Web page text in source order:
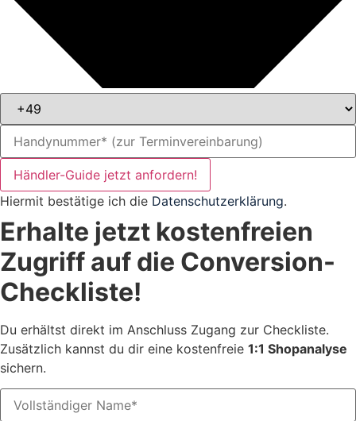
Händler-Guide jetzt anfordern!
Hiermit bestätige ich die Datenschutzerklärung.
Erhalte jetzt kostenfreien
Zugriff auf die Conversion-
Checkliste!
Du erhältst direkt im Anschluss Zugang zur Checkliste.
Zusätzlich kannst du dir eine kostenfreie 1:1 Shopanalyse
sichern.